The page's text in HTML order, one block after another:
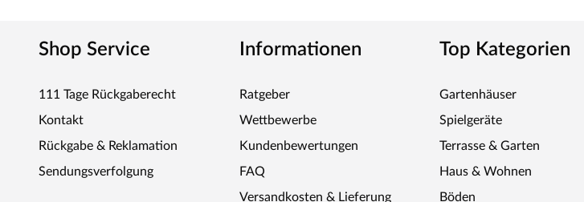
Shop Service
111 Tage Rückgaberecht
Kontakt
Rückgabe & Reklamation
Sendungsverfolgung
Informationen
Ratgeber
Wettbewerbe
Kundenbewertungen
FAQ
Versandkosten & Lieferung
Top Kategorien
Gartenhäuser
Spielgeräte
Terrasse & Garten
Haus & Wohnen
Böden